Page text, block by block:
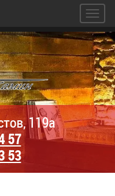
119а
57
53